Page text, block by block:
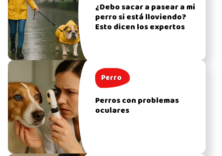
¿Debo sacar a pasear a mi
perro si está lloviendo?
Esto dicen los expertos
Perro
Perros con problemas
oculares